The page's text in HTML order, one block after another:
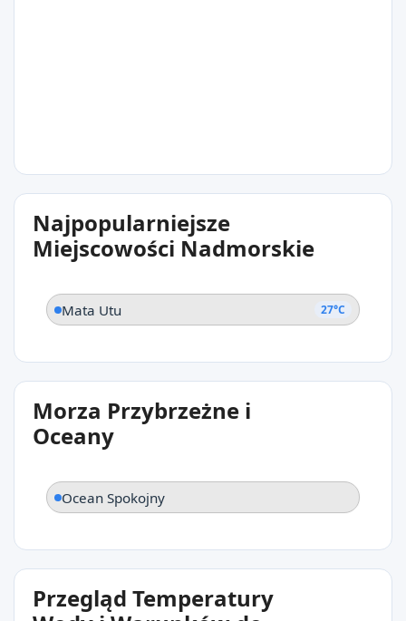
27°C
Mata Utu
Najpopularniejsze
Miejscowości Nadmorskie
Mata Utu 27°C
Morza Przybrzeżne i
Oceany
Ocean Spokojny
Przegląd Temperatury